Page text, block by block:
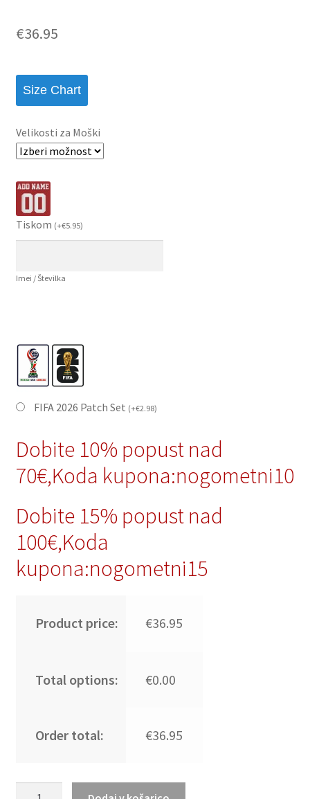
€36.95
Size Chart
Velikosti za Moški
Tiskom (+€5.95)
Imei / Številka
FIFA 2026 Patch Set (+€2.98)
Dobite 10% popust nad
70€,Koda kupona:nogometni10
Dobite 15% popust nad
100€,Koda
kupona:nogometni15
Product price: €36.95
Total options: €0.00
Order total: €36.95